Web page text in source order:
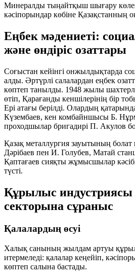
Минералды тыңайтқыш шығару
кәсіпорындар көбіне Қазақстанның
Еңбек мәдениеті:
және өндіріс озаттары
Соғыстан кейінгі онжылдықтарда
алды. Әртүрлі салалардан еңбек
көптеп танылды. 1948 жылы
өтіп, Қарағанды кеншілерінің бір
Ері атағы берілді. Олардың
Күзембаев, кен комбайншысы Б.
проходшылар бригадирі П. Акулов
Қазақ металлургия зауытының
Дәрібаев пен И. Голубев, Матай
Қаптағаев сияқты жұмысшылар
түсті.
Құрылыс индустриясы
секторына сұраныс
Қалалардың өсуі
Халық санының жылдам артуы
итермеледі: қалалар кеңейіп,
көптеп салына бастады.